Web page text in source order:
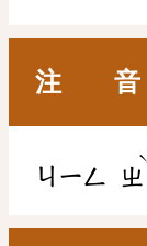
注 音
ㄐㄧㄥ ㄓ
ˋ